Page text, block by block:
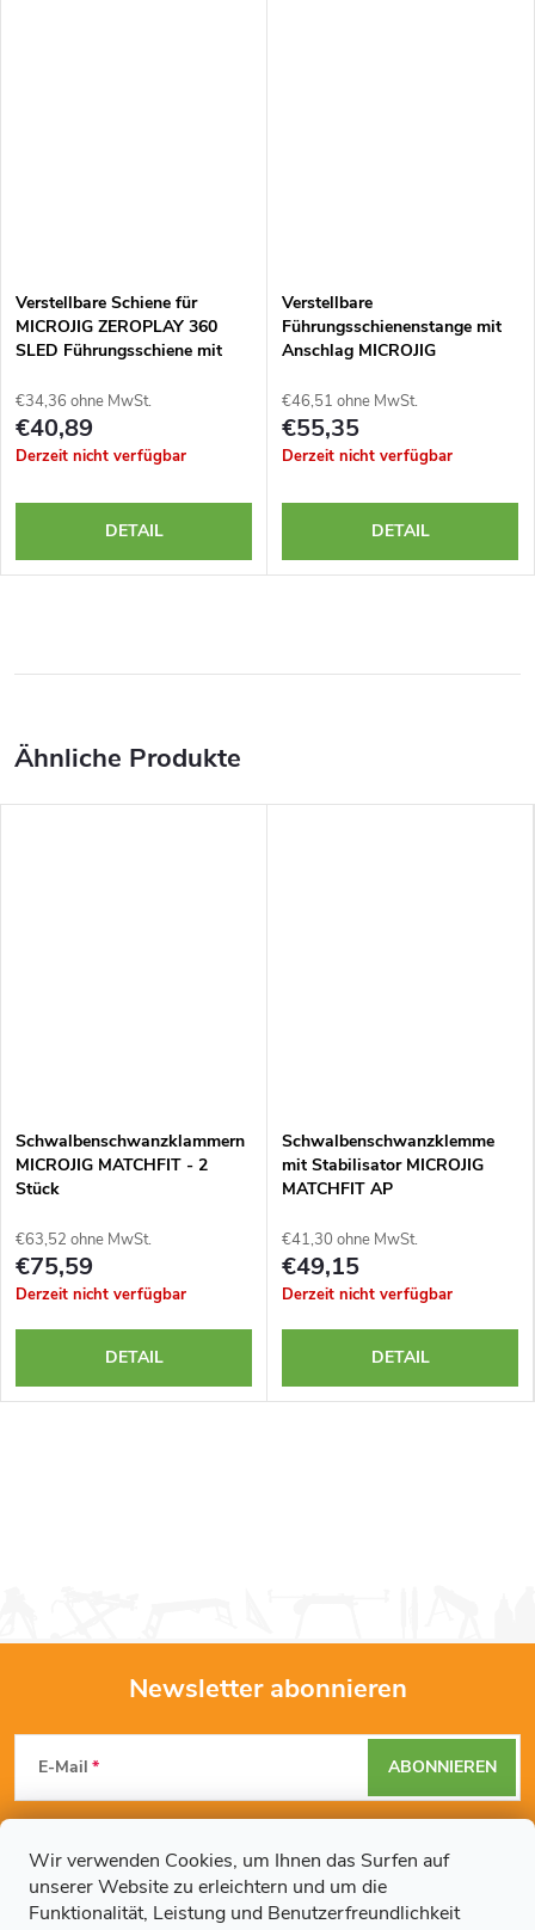
Wir verwenden Cookies, um Ihnen das Surfen auf
unserer Website zu erleichtern und um die
Funktionalität, Leistung und Benutzerfreundlichkeit
Verstellbare Schiene für
MICROJIG ZEROPLAY 360
SLED Führungsschiene mit
Schwalbenschwanzfräsen
€34,36 ohne MwSt.
€40,89
Derzeit nicht verfügbar
DETAIL
Verstellbare
Führungsschienenstange mit
Anschlag MICROJIG
€46,51 ohne MwSt.
€55,35
Derzeit nicht verfügbar
DETAIL
Schwalbenschwanzklammern
MICROJIG MATCHFIT - 2
Stück
€63,52 ohne MwSt.
€75,59
Derzeit nicht verfügbar
DETAIL
Schwalbenschwanzklemme
mit Stabilisator MICROJIG
MATCHFIT AP
€41,30 ohne MwSt.
€49,15
Derzeit nicht verfügbar
DETAIL
F
u
ß
Newsletter abonnieren
E-Mail
Mit der Eingabe Ihrer E-Mail-Adresse erklären Sie sich mit den
Datenschutzbestimmungen
einverstanden.
ABONNIEREN